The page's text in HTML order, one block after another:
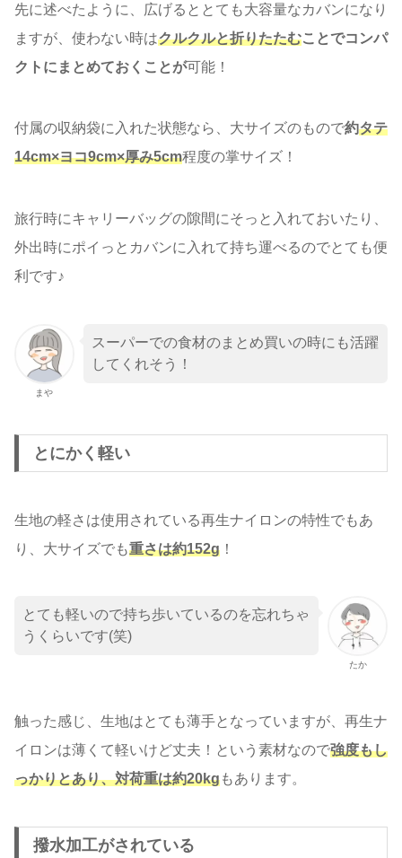
先に述べたように、広げるととても大容量なカバンになり
ますが、使わない時はクルクルと折りたたむことでコンパ
クトにまとめておくことが可能！
付属の収納袋に入れた状態なら、大サイズのもので約タテ
14cm×ヨコ9cm×厚み5cm程度の掌サイズ！
旅行時にキャリーバッグの隙間にそっと入れておいたり、
外出時にポイっとカバンに入れて持ち運べるのでとても便
利です♪
まや
スーパーでの食材のまとめ買いの時にも活躍
してくれそう！
とにかく軽い
生地の軽さは使用されている再生ナイロンの特性でもあ
り、大サイズでも重さは約152g ！
たか
とても軽いので持ち歩いているのを忘れちゃ
うくらいです(笑)
触った感じ、生地はとても薄手となっていますが、再生ナ
イロンは薄くて軽いけど丈夫！という素材なので強度もし
っかりとあり、対荷重は約20kgもあります。
撥水加工がされている